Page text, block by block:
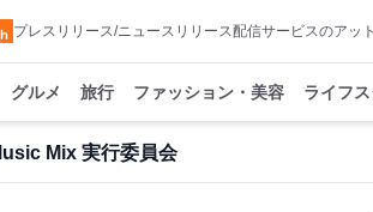
プレスリリース/ニュースリリース配信サービスのアッ
グルメ 旅行 ファッション・美容 ライフ
Mix 実行委員会